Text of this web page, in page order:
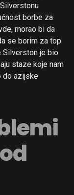
borbe za
morao bi da
se borim za top
Silverston je bio
staze koje nam
do azijske